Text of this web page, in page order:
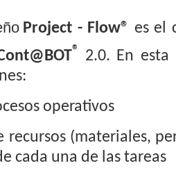
Project - Flow® es el
®
2.0. En
operativos
recursos (materiales,
cada una de las tareas